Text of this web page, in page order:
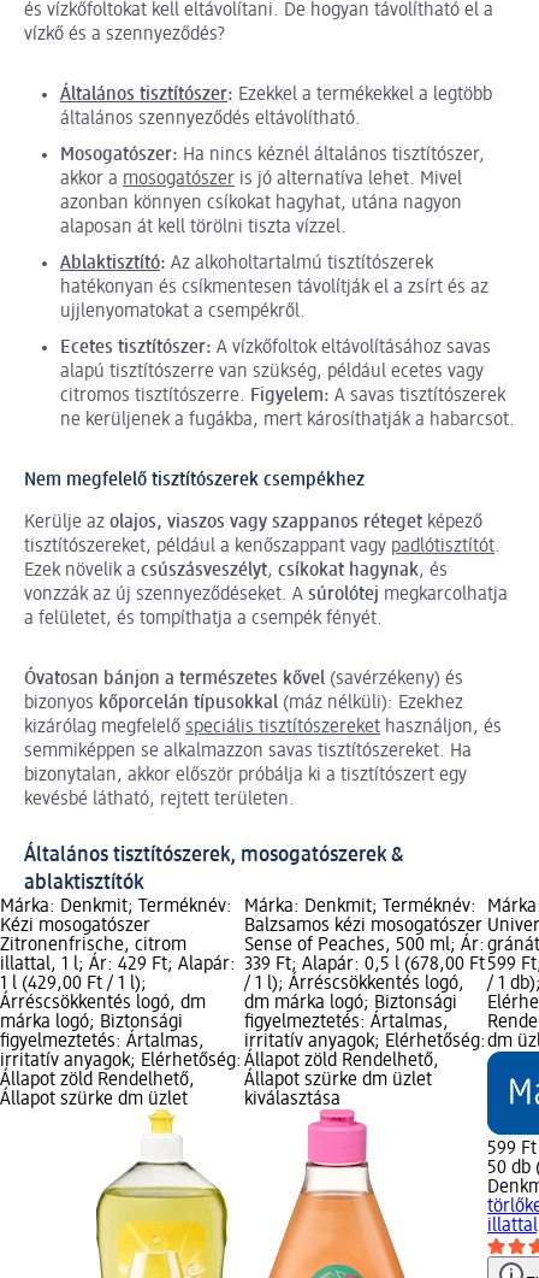
és vízkőfoltokat kell eltávolítani. De hogyan távolítható el a
vízkő és a szennyeződés?
Általános tisztítószer: Ezekkel a termékekkel a legtöbb
általános szennyeződés eltávolítható.
Mosogatószer: Ha nincs kéznél általános tisztítószer,
akkor a mosogatószer is jó alternatíva lehet. Mivel
azonban könnyen csíkokat hagyhat, utána nagyon
alaposan át kell törölni tiszta vízzel.
Ablaktisztító: Az alkoholtartalmú tisztítószerek
hatékonyan és csíkmentesen távolítják el a zsírt és az
ujjlenyomatokat a csempékről.
Ecetes tisztítószer: A vízkőfoltok eltávolításához savas
alapú tisztítószerre van szükség, például ecetes vagy
citromos tisztítószerre. Figyelem: A savas tisztítószerek
ne kerüljenek a fugákba, mert károsíthatják a habarcsot.
Nem megfelelő tisztítószerek csempékhez
Kerülje az olajos, viaszos vagy szappanos réteget képező
tisztítószereket, például a kenőszappant vagy padlótisztítót.
Ezek növelik a csúszásveszélyt, csíkokat hagynak, és
vonzzák az új szennyeződéseket. A súrolótej megkarcolhatja
a felületet, és tompíthatja a csempék fényét.
Óvatosan bánjon a természetes kővel (savérzékeny) és
bizonyos kőporcelán típusokkal (máz nélküli): Ezekhez
kizárólag megfelelő speciális tisztítószereket használjon, és
semmiképpen se alkalmazzon savas tisztítószereket. Ha
bizonytalan, akkor először próbálja ki a tisztítószert egy
kevésbé látható, rejtett területen.
Általános tisztítószerek, mosogatószerek &
ablaktisztítók
Márka: Denkmit; Terméknév:
Kézi mosogatószer
Zitronenfrische, citrom
illattal, 1 l; Ár: 429 Ft; Alapár:
1 l (429,00 Ft / 1 l);
Árréscsökkentés logó, dm
márka logó; Biztonsági
figyelmeztetés: Ártalmas,
irritatív anyagok; Elérhetőség:
Állapot zöld Rendelhető,
Állapot szürke dm üzlet
Márka: Denkmit; Terméknév:
Balzsamos kézi mosogatószer
Sense of Peaches, 500 ml; Ár:
339 Ft; Alapár: 0,5 l (678,00 Ft
/ 1 l); Árréscsökkentés logó,
dm márka logó; Biztonsági
figyelmeztetés: Ártalmas,
irritatív anyagok; Elérhetőség:
Állapot zöld Rendelhető,
Állapot szürke dm üzlet
kiválasztása
599
/ 1
dm
599 Ft
50 db